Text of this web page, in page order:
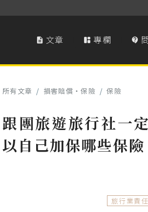
 文章  專欄 
所有文章 / 損害賠償‧保險 / 保險
跟團旅遊旅行社一
以自己加保哪些保險
旅行業責